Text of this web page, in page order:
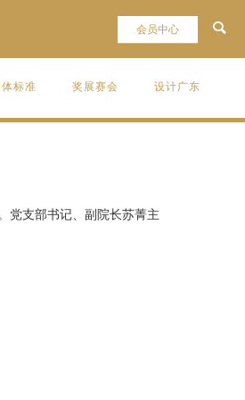
标准 奖展赛会 设计广东
党支部书记、副院长苏菁主